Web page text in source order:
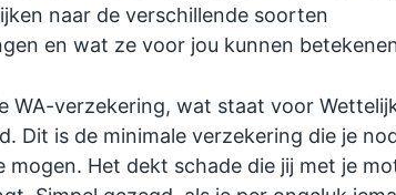
naar de verschillende soorten
en wat ze voor jou kunnen
WA-verzekering, wat staat voor
Dit is de minimale verzekering die je
mogen. Het dekt schade die jij met je